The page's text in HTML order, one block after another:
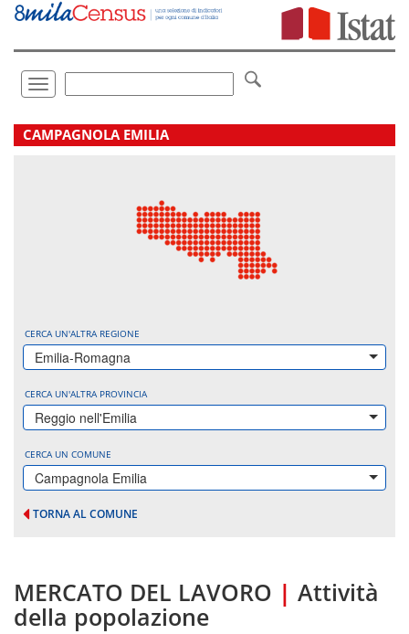
Vai
direttamente
Toggle
navigation
.
CAMPAGNOLA EMILIA
CERCA UN'ALTRA REGIONE
Emilia-Romagna
CERCA UN'ALTRA PROVINCIA
Reggio nell'Emilia
CERCA UN COMUNE
Campagnola Emilia
TORNA AL COMUNE
MERCATO DEL LAVORO | Attività
della popolazione